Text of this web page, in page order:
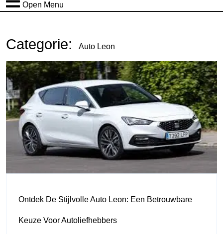
Open Menu
Categorie: Auto Leon
Ontdek De Stijlvolle Auto Leon: Een Betrouwbare
Keuze Voor Autoliefhebbers